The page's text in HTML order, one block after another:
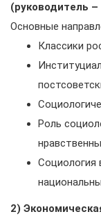
(руководитель
Основные
Классики
Роль
Социология
2)